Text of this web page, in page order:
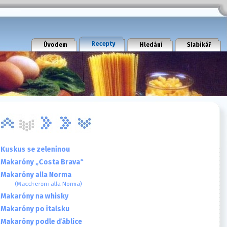
Úvodem Recepty Hledání Slabikář
Kuskus se zeleninou
Makaróny „Costa Brava“
Makaróny alla Norma
(Maccheroni alla Norma)
Makaróny na whisky
Makaróny po italsku
Makaróny podle ďáblice